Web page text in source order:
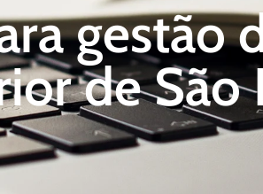
gestão
de São